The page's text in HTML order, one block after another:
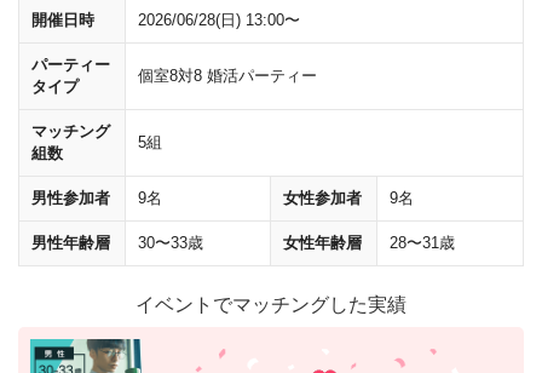
開催日時 2026/06/28(日) 13:00〜
パーティー
タイプ
個室8対8 婚活パーティー
マッチング
組数
5組
男性参加者 9名 女性参加者 9名
男性年齢層 30〜33歳 女性年齢層 28〜31歳
イベントでマッチングした実績